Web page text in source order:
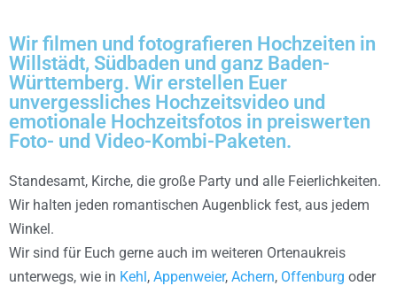
Wir filmen und fotografieren Hochzeiten in
Willstädt, Südbaden und ganz Baden-
Württemberg. Wir erstellen Euer
unvergessliches Hochzeitsvideo und
emotionale Hochzeitsfotos in preiswerten
Foto- und Video-Kombi-Paketen.
Standesamt, Kirche, die große Party und alle Feierlichkeiten.
Wir halten jeden romantischen Augenblick fest, aus jedem
Winkel.
Wir sind für Euch gerne auch im weiteren Ortenaukreis
unterwegs, wie in Kehl, Appenweier, Achern, Offenburg oder